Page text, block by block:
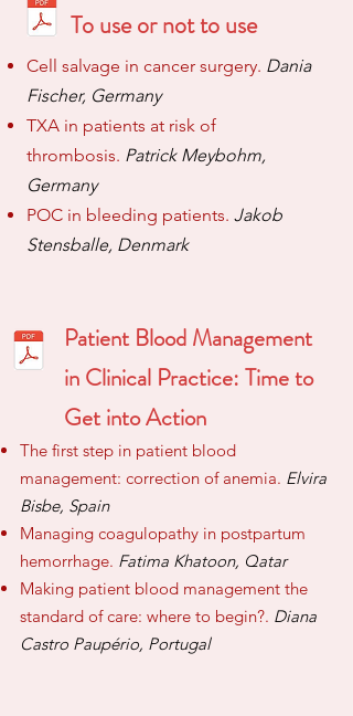
To use or not to use
Cell salvage in cancer surgery. Dania
Fischer, Germany
TXA in patients at risk of
thrombosis. Patrick Meybohm,
Germany
POC in bleeding patients. Jakob
Stensballe, Denmark
Patient Blood Management
in Clinical Practice: Time to
Get into Action
The first step in patient blood
management: correction of anemia. Elvira
Bisbe, Spain
Managing coagulopathy in postpartum
hemorrhage. Fatima Khatoon, Qatar
Making patient blood management the
standard of care: where to begin?. Diana
Castro Paupério, Portugal